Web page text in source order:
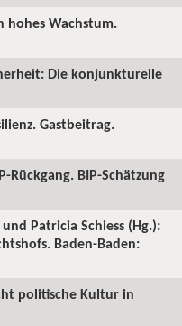
hohes Wachstum.
Die konjunkturelle
Gastbeitrag.
BIP-Schätzung
Patricia Schiess (Hg.):
Baden-Baden:
politische Kultur in